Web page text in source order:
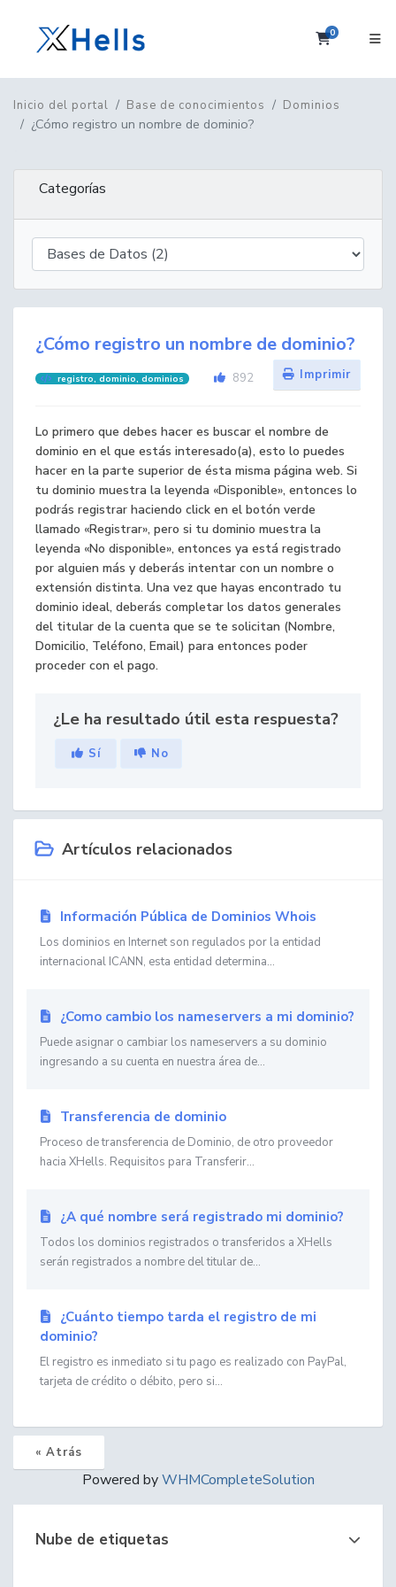
0Carrito
Inicio del portal Base de conocimientos Dominios
¿Cómo registro un nombre de dominio?
Categorías
¿Cómo registro un nombre de dominio?
Imprimir
registro, dominio, dominios 892
Lo primero que debes hacer es buscar el nombre de
dominio en el que estás interesado(a), esto lo puedes
hacer en la parte superior de ésta misma página web. Si
tu dominio muestra la leyenda «Disponible», entonces lo
podrás registrar haciendo click en el botón verde
llamado «Registrar», pero si tu dominio muestra la
leyenda «No disponible», entonces ya está registrado
por alguien más y deberás intentar con un nombre o
extensión distinta. Una vez que hayas encontrado tu
dominio ideal, deberás completar los datos generales
del titular de la cuenta que se te solicitan (Nombre,
Domicilio, Teléfono, Email) para entonces poder
proceder con el pago.
¿Le ha resultado útil esta respuesta?
Sí No
Artículos relacionados
Información Pública de Dominios Whois
Los dominios en Internet son regulados por la entidad
internacional ICANN, esta entidad determina...
¿Como cambio los nameservers a mi dominio?
Puede asignar o cambiar los nameservers a su dominio
ingresando a su cuenta en nuestra área de...
Transferencia de dominio
Proceso de transferencia de Dominio, de otro proveedor
hacia XHells. Requisitos para Transferir...
¿A qué nombre será registrado mi dominio?
Todos los dominios registrados o transferidos a XHells
serán registrados a nombre del titular de...
¿Cuánto tiempo tarda el registro de mi
dominio?
El registro es inmediato si tu pago es realizado con PayPal,
tarjeta de crédito o débito, pero si...
« Atrás
Powered byWHMCompleteSolution
Nube de etiquetas